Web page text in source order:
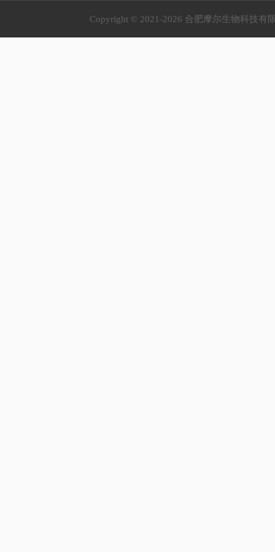
Copyright © 2021-2026 合肥摩尔生物科技